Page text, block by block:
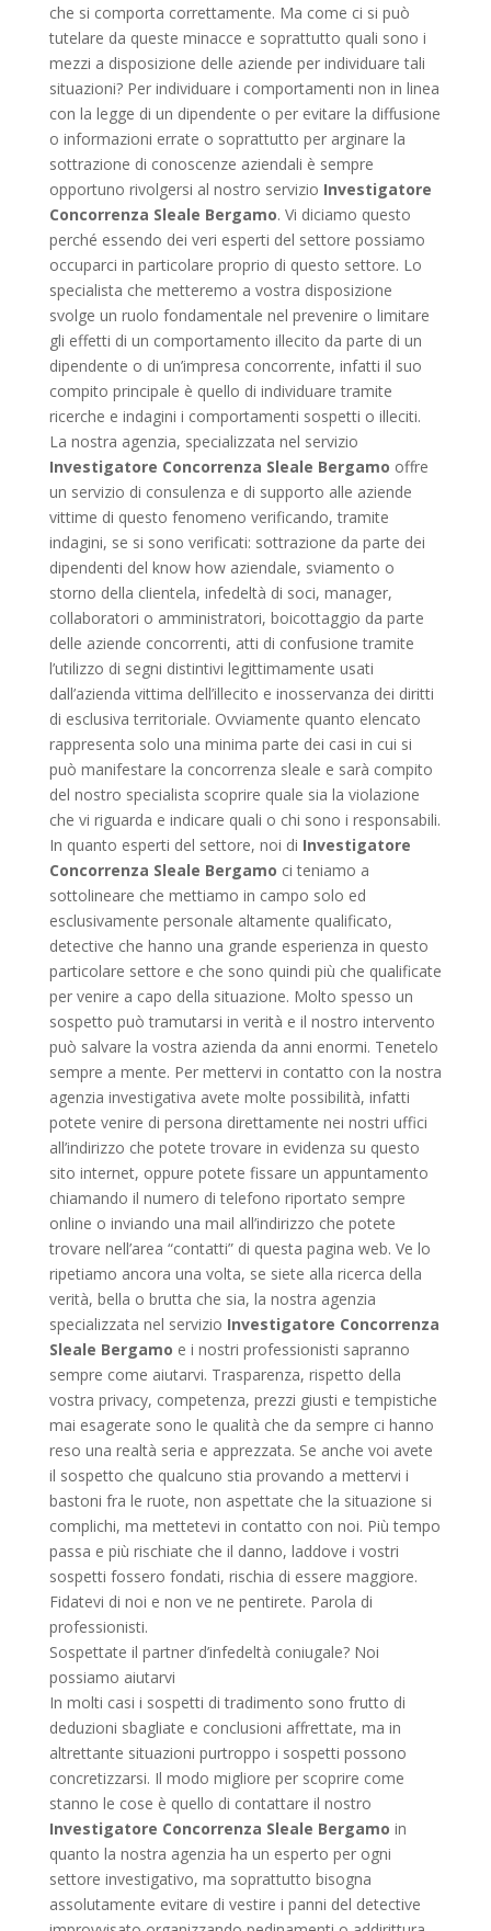
che si comporta correttamente. Ma come ci si può
tutelare da queste minacce e soprattutto quali sono i
mezzi a disposizione delle aziende per individuare tali
situazioni? Per individuare i comportamenti non in linea
con la legge di un dipendente o per evitare la diffusione
o informazioni errate o soprattutto per arginare la
sottrazione di conoscenze aziendali è sempre
opportuno rivolgersi al nostro servizio Investigatore
Concorrenza Sleale Bergamo. Vi diciamo questo
perché essendo dei veri esperti del settore possiamo
occuparci in particolare proprio di questo settore. Lo
specialista che metteremo a vostra disposizione
svolge un ruolo fondamentale nel prevenire o limitare
gli effetti di un comportamento illecito da parte di un
dipendente o di un’impresa concorrente, infatti il suo
compito principale è quello di individuare tramite
ricerche e indagini i comportamenti sospetti o illeciti.
La nostra agenzia, specializzata nel servizio
Investigatore Concorrenza Sleale Bergamo offre
un servizio di consulenza e di supporto alle aziende
vittime di questo fenomeno verificando, tramite
indagini, se si sono verificati: sottrazione da parte dei
dipendenti del know how aziendale, sviamento o
storno della clientela, infedeltà di soci, manager,
collaboratori o amministratori, boicottaggio da parte
delle aziende concorrenti, atti di confusione tramite
l’utilizzo di segni distintivi legittimamente usati
dall’azienda vittima dell’illecito e inosservanza dei diritti
di esclusiva territoriale. Ovviamente quanto elencato
rappresenta solo una minima parte dei casi in cui si
può manifestare la concorrenza sleale e sarà compito
del nostro specialista scoprire quale sia la violazione
che vi riguarda e indicare quali o chi sono i responsabili.
In quanto esperti del settore, noi di Investigatore
Concorrenza Sleale Bergamo ci teniamo a
sottolineare che mettiamo in campo solo ed
esclusivamente personale altamente qualificato,
detective che hanno una grande esperienza in questo
particolare settore e che sono quindi più che qualificate
per venire a capo della situazione. Molto spesso un
sospetto può tramutarsi in verità e il nostro intervento
può salvare la vostra azienda da anni enormi. Tenetelo
sempre a mente. Per mettervi in contatto con la nostra
agenzia investigativa avete molte possibilità, infatti
potete venire di persona direttamente nei nostri uffici
all’indirizzo che potete trovare in evidenza su questo
sito internet, oppure potete fissare un appuntamento
chiamando il numero di telefono riportato sempre
online o inviando una mail all’indirizzo che potete
trovare nell’area “contatti” di questa pagina web. Ve lo
ripetiamo ancora una volta, se siete alla ricerca della
verità, bella o brutta che sia, la nostra agenzia
specializzata nel servizio Investigatore Concorrenza
Sleale Bergamo e i nostri professionisti sapranno
sempre come aiutarvi. Trasparenza, rispetto della
vostra privacy, competenza, prezzi giusti e tempistiche
mai esagerate sono le qualità che da sempre ci hanno
reso una realtà seria e apprezzata. Se anche voi avete
il sospetto che qualcuno stia provando a mettervi i
bastoni fra le ruote, non aspettate che la situazione si
complichi, ma mettetevi in contatto con noi. Più tempo
passa e più rischiate che il danno, laddove i vostri
sospetti fossero fondati, rischia di essere maggiore.
Fidatevi di noi e non ve ne pentirete. Parola di
professionisti.
Sospettate il partner d’infedeltà coniugale? Noi
possiamo aiutarvi
In molti casi i sospetti di tradimento sono frutto di
deduzioni sbagliate e conclusioni affrettate, ma in
altrettante situazioni purtroppo i sospetti possono
concretizzarsi. Il modo migliore per scoprire come
stanno le cose è quello di contattare il nostro
Investigatore Concorrenza Sleale Bergamo in
quanto la nostra agenzia ha un esperto per ogni
settore investigativo, ma soprattutto bisogna
assolutamente evitare di vestire i panni del detective